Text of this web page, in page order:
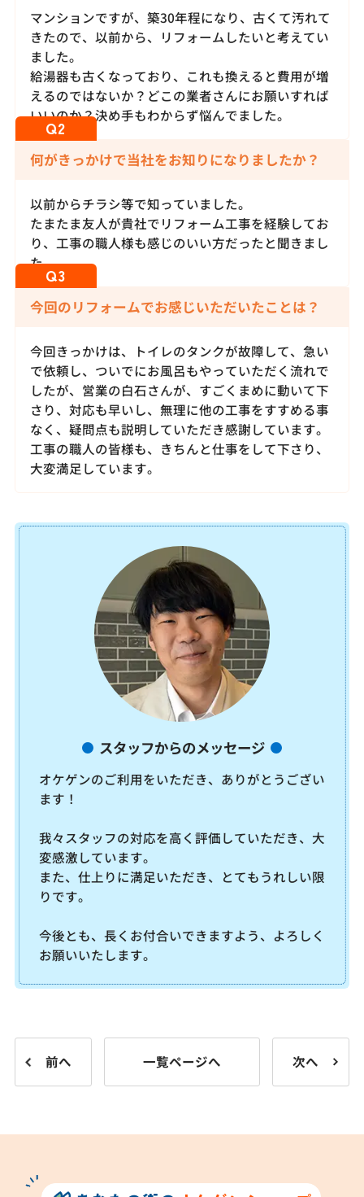
マンションですが、築30年程になり、古くて汚れて
きたので、以前から、リフォームしたいと考えてい
ました。
給湯器も古くなっており、これも換えると費用が増
えるのではないか？どこの業者さんにお願いすれば
いいのか？決め手もわからず悩んでました。
何がきっかけで当社をお知りになりましたか？
以前からチラシ等で知っていました。
たまたま友人が貴社でリフォーム工事を経験してお
り、工事の職人様も感じのいい方だったと聞きまし
た。
今回のリフォームでお感じいただいたことは？
今回きっかけは、トイレのタンクが故障して、急い
で依頼し、ついでにお風呂もやっていただく流れで
したが、営業の白石さんが、すごくまめに動いて下
さり、対応も早いし、無理に他の工事をすすめる事
なく、疑問点も説明していただき感謝しています。
工事の職人の皆様も、きちんと仕事をして下さり、
大変満足しています。
スタッフからのメッセージ
オケゲンのご利用をいただき、ありがとうござい
ます！
我々スタッフの対応を高く評価していただき、大
変感激しています。
また、仕上りに満足いただき、とてもうれしい限
りです。
今後とも、長くお付合いできますよう、よろしく
お願いいたします。
前へ 一覧ページへ 次へ